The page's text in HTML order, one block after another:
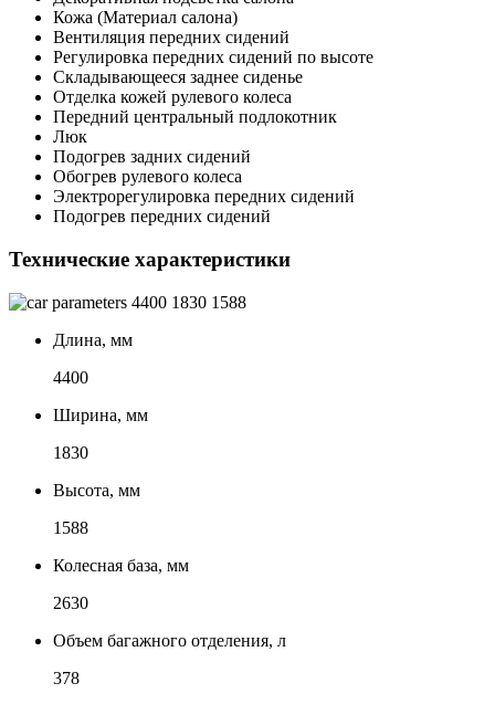
Кожа (Материал салона)
Вентиляция передних сидений
Регулировка передних сидений по высоте
Складывающееся заднее сиденье
Отделка кожей рулевого колеса
Передний центральный подлокотник
Люк
Подогрев задних сидений
Обогрев рулевого колеса
Электрорегулировка передних сидений
Подогрев передних сидений
Технические характеристики
4400 1830 1588
Длина, мм
4400
Ширина, мм
1830
Высота, мм
1588
Колесная база, мм
2630
Объем багажного отделения, л
378